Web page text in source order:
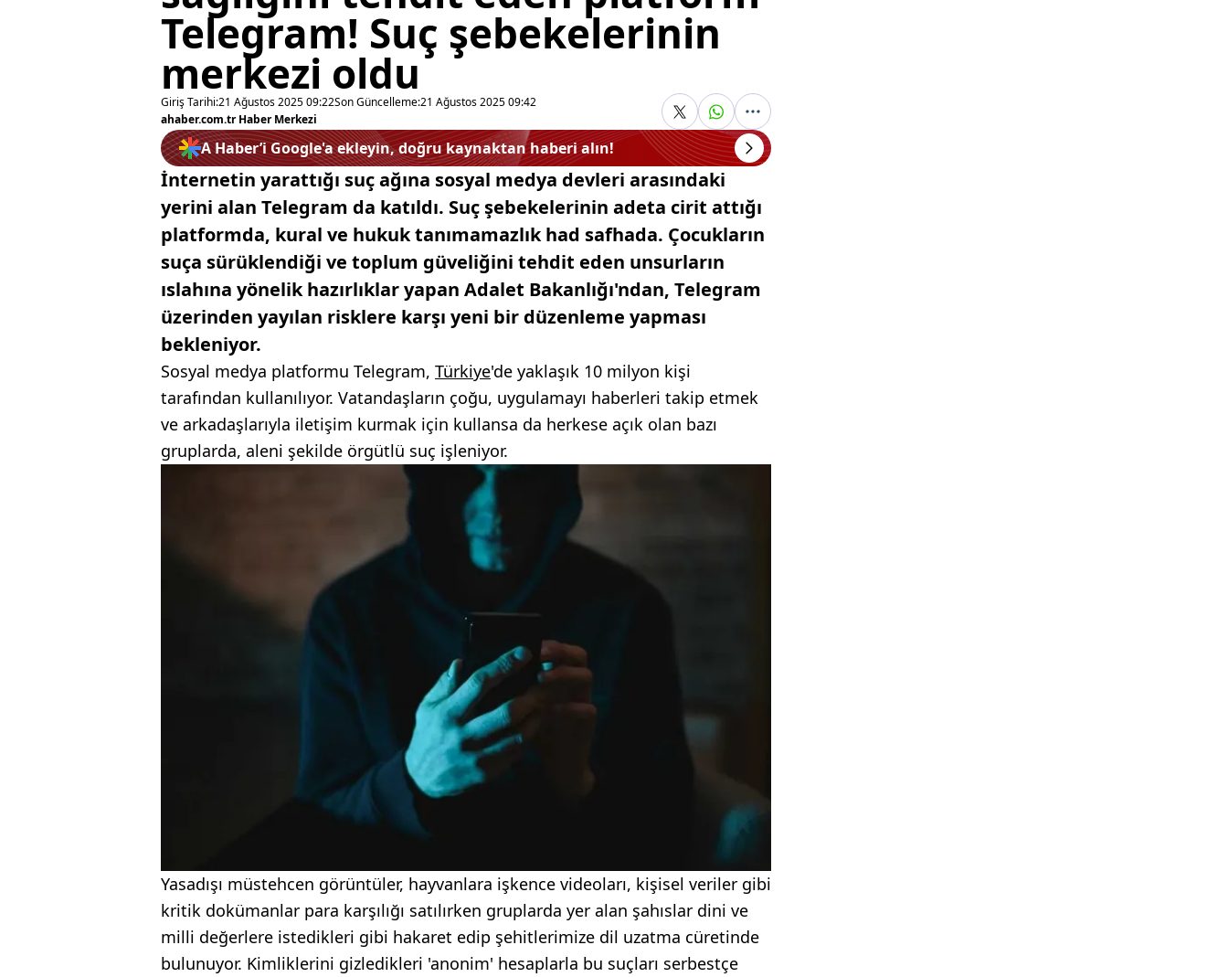
Telegram! Suç şebekelerinin
merkezi oldu
Giriş Tarihi:21 Ağustos 2025 09:22Son Güncelleme:21 Ağustos 2025 09:42
ahaber.com.tr Haber Merkezi
A Haber’i Google'a ekleyin, doğru kaynaktan haberi alın!
İnternetin yarattığı suç ağına sosyal medya devleri arasındaki
yerini alan Telegram da katıldı. Suç şebekelerinin adeta cirit attığı
platformda, kural ve hukuk tanımamazlık had safhada. Çocukların
suça sürüklendiği ve toplum güveliğini tehdit eden unsurların
ıslahına yönelik hazırlıklar yapan Adalet Bakanlığı'ndan, Telegram
üzerinden yayılan risklere karşı yeni bir düzenleme yapması
bekleniyor.
Sosyal medya platformu Telegram, Türkiye'de yaklaşık 10 milyon kişi
tarafından kullanılıyor. Vatandaşların çoğu, uygulamayı haberleri takip etmek
ve arkadaşlarıyla iletişim kurmak için kullansa da herkese açık olan bazı
gruplarda, aleni şekilde örgütlü suç işleniyor.
Yasadışı müstehcen görüntüler, hayvanlara işkence videoları, kişisel veriler gibi
kritik dokümanlar para karşılığı satılırken gruplarda yer alan şahıslar dini ve
milli değerlere istedikleri gibi hakaret edip şehitlerimize dil uzatma cüretinde
bulunuyor. Kimliklerini gizledikleri 'anonim' hesaplarla bu suçları serbestçe